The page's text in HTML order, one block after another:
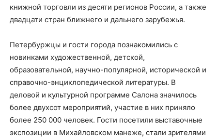
книжной торговли из десяти регионов России, а также
двадцати стран ближнего и дальнего зарубежья.
Петербуржцы и гости города познакомились с
новинками художественной, детской,
образовательной, научно-популярной, исторической и
справочно-энциклопедической литературы. В
деловой и культурной программе Салона значилось
более двухсот мероприятий, участие в них приняло
более 250 000 человек. Гости посетили выставочные
экспозиции в Михайловском манеже, стали зрителями